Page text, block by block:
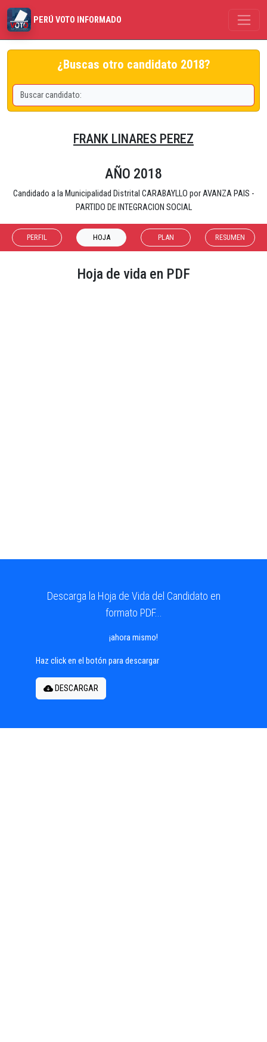
PERÚ VOTO INFORMADO
¿Buscas otro candidato 2018?
FRANK LINARES PEREZ
AÑO 2018
Candidado a la Municipalidad Distrital CARABAYLLO por AVANZA PAIS -
PARTIDO DE INTEGRACION SOCIAL
PERFIL HOJA PLAN RESUMEN
Hoja de vida en PDF
Descarga la Hoja de Vida del Candidato en
formato PDF...
¡ahora mismo!
Haz click en el botón para descargar
DESCARGAR